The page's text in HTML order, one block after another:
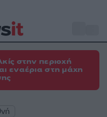
στην περιοχή
εναέρια στη μάχη